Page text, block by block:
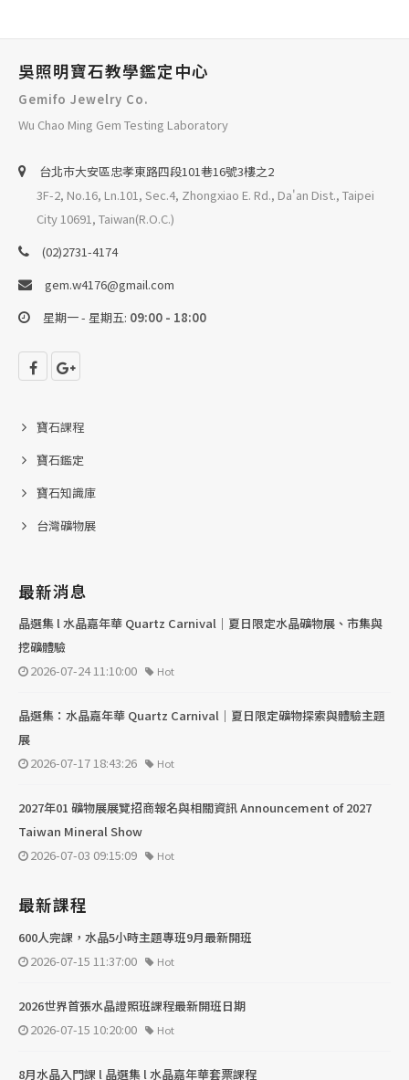
吳照明寶石教學鑑定中心
Gemifo Jewelry Co.
Wu Chao Ming Gem Testing Laboratory
台北巿大安區忠孝東路四段101巷16號3樓之2
3F-2, No.16, Ln.101, Sec.4, Zhongxiao E. Rd., Da'an Dist., Taipei
City 10691, Taiwan(R.O.C.)
(02)2731-4174
gem.w4176@gmail.com
星期一 - 星期五: 09:00 - 18:00
寶石課程
寶石鑑定
寶石知識庫
台灣礦物展
最新消息
晶選集 l 水晶嘉年華 Quartz Carnival｜夏日限定水晶礦物展、市集與
挖礦體驗
2026-07-24 11:10:00
Hot
晶選集：水晶嘉年華 Quartz Carnival｜夏日限定礦物探索與體驗主題
展
2026-07-17 18:43:26
Hot
2027年01 礦物展展覽招商報名與相關資訊 Announcement of 2027
Taiwan Mineral Show
2026-07-03 09:15:09
Hot
最新課程
600人完課，水晶5小時主題專班9月最新開班
2026-07-15 11:37:00
Hot
2026世界首張水晶證照班課程最新開班日期
2026-07-15 10:20:00
Hot
8月水晶入門課 l 晶選集 l 水晶嘉年華套票課程